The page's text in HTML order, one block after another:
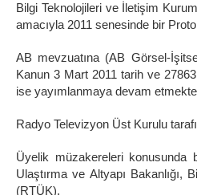
Bilgi Teknolojileri ve İletişim
amacıyla 2011 senesinde bir
AB mevzuatına (AB Görsel-
Kanun 3 Mart 2011 tarih ve
ise yayımlanmaya devam
Radyo Televizyon Üst Kurulu
Üyelik müzakereleri konusunda
Ulaştırma ve Altyapı
(RTÜK).